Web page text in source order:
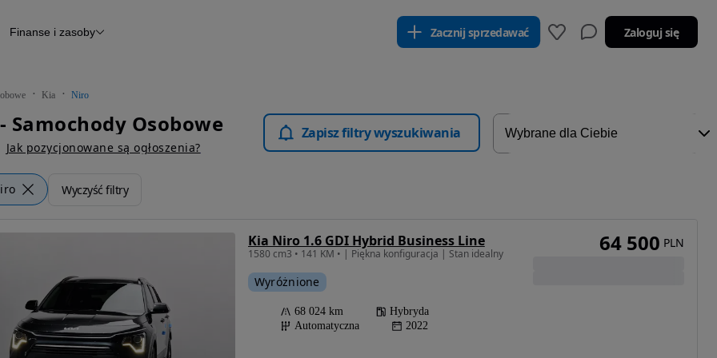
Raport z inspekcji
Otomoto News
Finanse i zasoby Zacznij sprzedawać Zaloguj się
Kia Niro
Samochody Osobowe
Jak pozycjonowane są ogłoszenia?
Zapisz filtry wyszukiwania
Wyczyść filtry
Kia Niro 1.6 GDI Hybrid Business Line
1580 cm3 • 141 KM • | Piękna konfiguracja | Stan idealny
Wyróżnione
68 024 km
Hybryda
Automatyczna
2022
64 500 PLN